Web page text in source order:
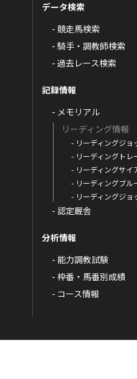
データ検索
- 競走馬検索
- 騎手・調教師検索
- 過去レース検索
記録情報
- メモリアル
リーディング情報
- リーディングジョ
- リーディングトレ
- リーディングサイ
- リーディングブル
- リーディングジョ
- 認定厩舎
分析情報
- 能力調教試験
- 枠番・馬番別成績
- コース情報